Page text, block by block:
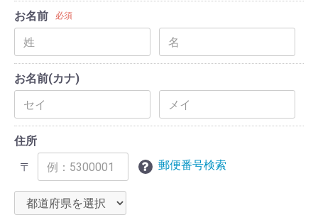
お名前 必須
お名前(カナ)
住所
〒
郵便番号検索